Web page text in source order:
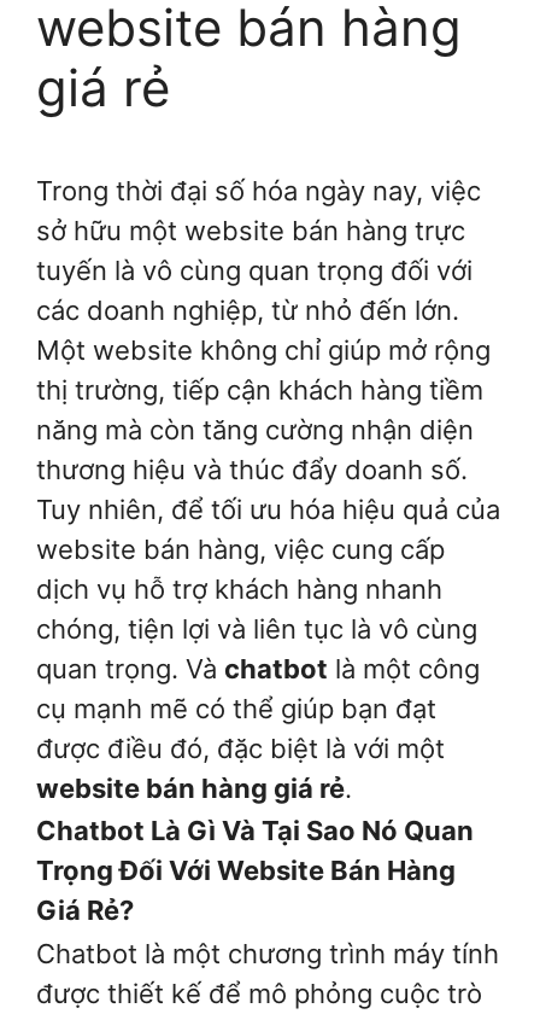
website bán hàng
giá rẻ
Trong thời đại số hóa ngày nay, việc
sở hữu một website bán hàng trực
tuyến là vô cùng quan trọng đối với
các doanh nghiệp, từ nhỏ đến lớn.
Một website không chỉ giúp mở rộng
thị trường, tiếp cận khách hàng tiềm
năng mà còn tăng cường nhận diện
thương hiệu và thúc đẩy doanh số.
Tuy nhiên, để tối ưu hóa hiệu quả của
website bán hàng, việc cung cấp
dịch vụ hỗ trợ khách hàng nhanh
chóng, tiện lợi và liên tục là vô cùng
quan trọng. Và chatbot là một công
cụ mạnh mẽ có thể giúp bạn đạt
được điều đó, đặc biệt là với một
website bán hàng giá rẻ.
Chatbot Là Gì Và Tại Sao Nó Quan
Trọng Đối Với Website Bán Hàng
Giá Rẻ?
Chatbot là một chương trình máy tính
được thiết kế để mô phỏng cuộc trò